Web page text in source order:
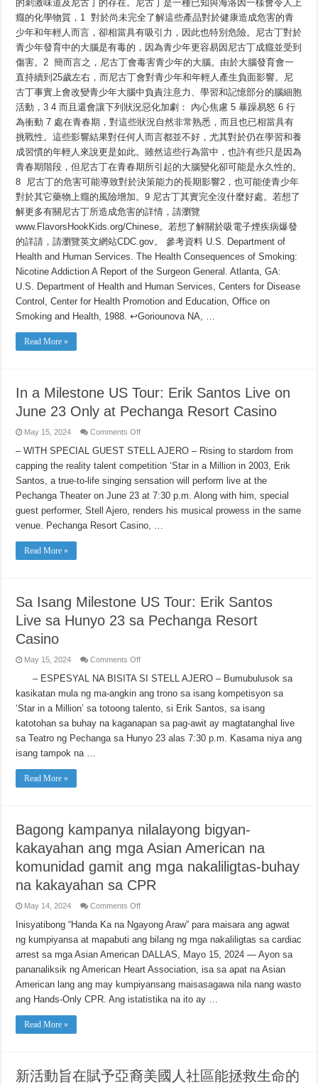
年
大
腦
的
影
響
的刺激味道及尼古丁的存在。尼古丁是一種已知與海洛因一樣會令人上
癮的化學物質，1 對於尚未完全了解這些產品對於健康造成危害的青
少年和年輕人而言，卻相當具有吸引力，因此也特別危險。尼古丁對於
青少年發育中的大腦是有毒的，因為青少年更容易因尼古丁成癮並受到
傷害。2 簡而言之，尼古丁會毒害青少年的大腦。由於大腦發育會一
直持續到25歲左右，而尼古丁會對青少年和年輕人產生負面影響。尼
古丁事實上會改變青少年大腦中負責注意力、學習和記憶部分的腦細胞
活動，3 4 而且還會讓下列狀況惡化加劇： 內心焦慮 5 暴躁易怒 6 行
為衝動 7 處在青春期，對這些狀況自然非常熟悉，而且也已相當具有
挑戰性。這些影響結果對任何人而言都並不好，尤其對於仍在學習和養
成習慣的年輕人來說更是如此。雖然這些行為當中，也許有些只是因為
青春期階段，但尼古丁在青春期所引起的大腦變化卻可能是永久性的。
8 尼古丁的危害可能導致對於決策能力的長期影響2，也可能使青少年
對於其它藥物上癮的風險增加。9 尼古丁其實完全沒什麼好處。若想了
解更多有關尼古丁所造成危害的詳情，請瀏覽
www.FlavorsHookKids.org/Chinese。若想了解關於吸電子煙疾病爆發
的詳請，請瀏覽英文網站CDC.gov。 參考資料 U.S. Department of
Health and Human Services. The Health Consequences of Smoking:
Nicotine Addiction A Report of the Surgeon General. Atlanta, GA:
U.S. Department of Health and Human Services, Centers for Disease
Control, Center for Health Promotion and Education, Office on
Smoking and Health, 1988. ↩︎Goriounova NA, …
Read More »
In a Milestone US Tour: Erik Santos Live on
June 23 Only at Pechanga Resort Casino
May 15, 2024 Comments Offon
a
Milestone
US
Erik
Santos
Live
on
June
23
– WITH SPECIAL GUEST STELL AJERO – Rising to stardom from
capping the reality talent competition ‘Star in a Million in 2003, Erik
Santos, a true-to-life singing sensation will perform live at the
Pechanga Theater on June 23 at 7:30 p.m. Along with him, special
guest performer, Stell Ajero, renders his musical prowess in the same
venue. Pechanga Resort Casino, …
Read More »
Sa Isang Milestone US Tour: Erik Santos
Live sa Hunyo 23 sa Pechanga Resort
Casino
May 15, 2024 Comments Offon
Isang
Milestone
US
Tour:
Erik
Live
sa
Hunyo
– ESPESYAL NA BISITA SI STELL AJERO – Bumubulusok sa
kasikatan mula ng ma-angkin ang trono sa isang kompetisyon sa
‘Star in a Million’ sa totoong talento, si Erik Santos, sa isang
katotohan sa buhay na kaganapan sa pag-awit ay magtatanghal live
sa Teatro ng Pechanga sa Hunyo 23 alas 7:30 p.m. Kasama niya ang
isang tampok na …
Read More »
Bagong kampanya nilalayong bigyan-
kakayahan ang mga Asian American na
komunidad gamit ang mga nakaliligtas-buhay
na kakayahan sa CPR
May 14, 2024 Comments Offon
kampanya
nilalayong
bigyan-
kakayahan
ang
mga
Asian
American
na
komunidad
sa
CPR
Inisyatibong “Handa Ka na Ngayong Araw” para maisara ang agwat
ng kumpiyansa at mapabuti ang bilang ng mga nakaliligtas sa cardiac
arrest sa mga Asian American DALLAS, Mayo 15, 2024 — Ayon sa
pananaliksik ng American Heart Association, isa sa apat na Asian
American lang ang may kumpiyansang maisasagawa nila nang wasto
ang Hands-Only CPR. Ang istatistika na ito ay …
Read More »
新活動旨在賦予亞裔美國人社區能拯救生命的